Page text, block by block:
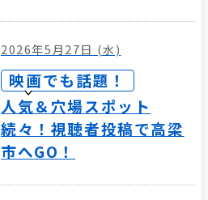
2026年5月27日 (水)
映画でも話題！
人気＆穴場スポット
続々！視聴者投稿で高梁
市へGO！